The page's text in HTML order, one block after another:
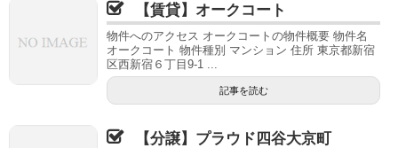
【賃貸】オークコート
物件へのアクセス オークコートの物件概要 物件名
オークコート 物件種別 マンション 住所 東京都新宿
区西新宿６丁目9-1 ...
記事を読む
【分譲】プラウド四谷大京町